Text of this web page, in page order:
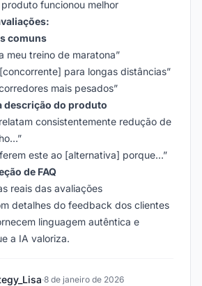
funcionou melhor
comuns
meu treino de maratona”
para longas distâncias”
mais pesados”
descrição do produto
consistentemente redução de
este ao [alternativa] porque…”
de FAQ
reais das avaliações
detalhes do feedback dos clientes
linguagem autêntica e
a IA valoriza.
·8 de janeiro de 2026